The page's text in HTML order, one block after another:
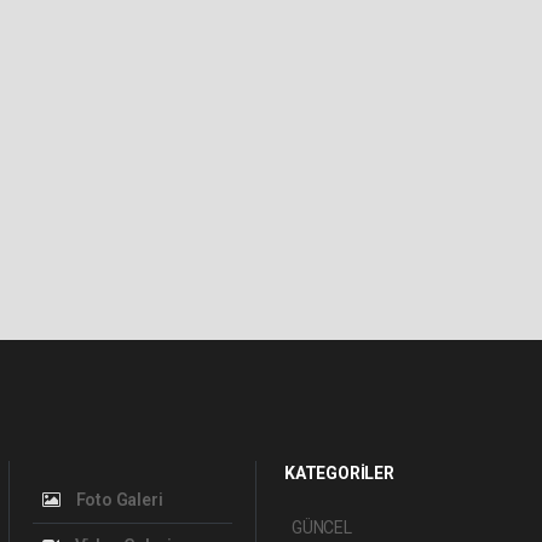
Foto Galeri
KATEGORİLER
GÜNCEL